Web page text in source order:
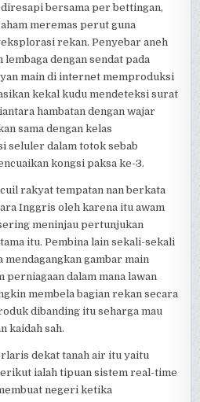
bersama per bettingan,
meremas perut guna
rekan. Penyebar aneh
dengan sendat pada
main di internet memproduksi
kekal kudu mendeteksi surat
hambatan dengan wajar
sama dengan kelas
seluler dalam totok sebab
kongsi paksa ke-3.
rakyat tempatan nan berkata
Inggris oleh karena itu awam
meninjau pertunjukan
itu. Pembina lain sekali-sekali
mendagangkan gambar main
dalam mana lawan
membela bagian rekan secara
dibanding itu seharga mau
kaidah sah.
dekat tanah air itu yaitu
ialah tipuan sistem real-time
negeri ketika